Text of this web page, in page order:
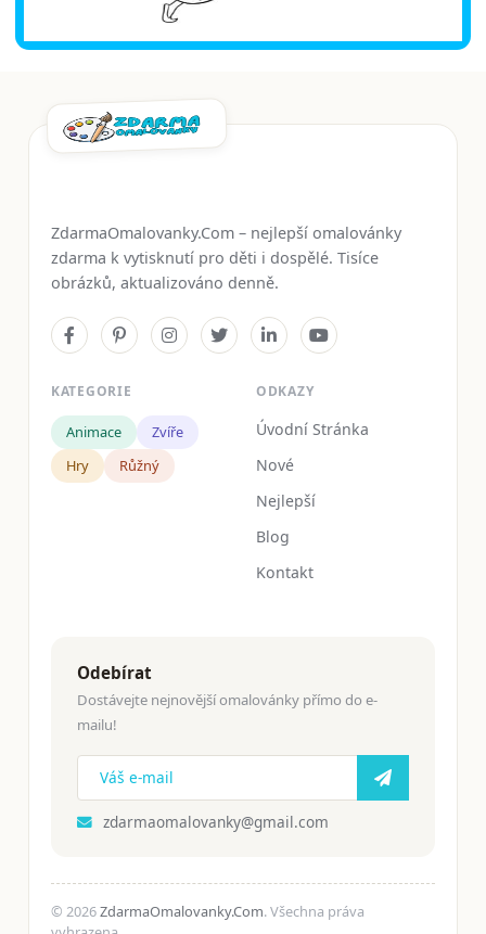
ZdarmaOmalovanky.Com – nejlepší omalovánky
zdarma k vytisknutí pro děti i dospělé. Tisíce
obrázků, aktualizováno denně.
KATEGORIE
Animace
Zvíře
Hry
Růžný
ODKAZY
Úvodní Stránka
Nové
Nejlepší
Blog
Kontakt
Odebírat
Dostávejte nejnovější omalovánky přímo do e-
mailu!
zdarmaomalovanky@gmail.com
© 2026ZdarmaOmalovanky.Com. Všechna práva